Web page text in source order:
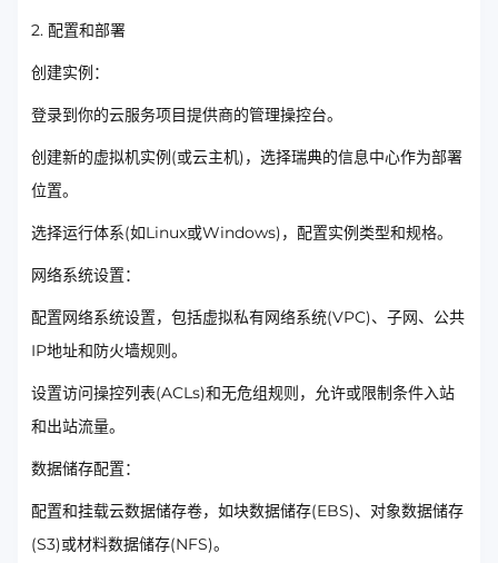
2. 配置和部署
创建实例：
登录到你的云服务项目提供商的管理操控台。
创建新的虚拟机实例(或云主机)，选择瑞典的信息中心作为部署
位置。
选择运行体系(如Linux或Windows)，配置实例类型和规格。
网络系统设置：
配置网络系统设置，包括虚拟私有网络系统(VPC)、子网、公共
IP地址和防火墙规则。
设置访问操控列表(ACLs)和无危组规则，允许或限制条件入站
和出站流量。
数据储存配置：
配置和挂载云数据储存卷，如块数据储存(EBS)、对象数据储存
(S3)或材料数据储存(NFS)。